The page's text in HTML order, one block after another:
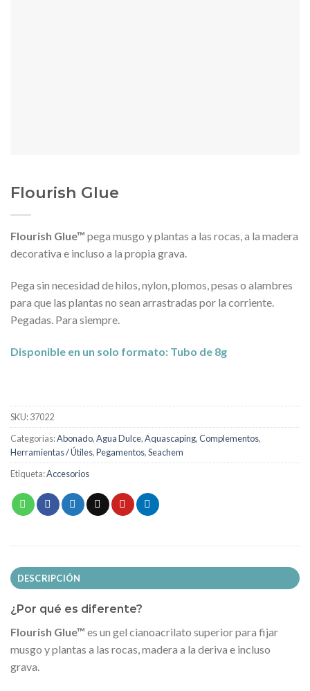
Flourish Glue
Flourish Glue™ pega musgo y plantas a las rocas, a la madera
decorativa e incluso a la propia grava.
Pega sin necesidad de hilos, nylon, plomos, pesas o alambres
para que las plantas no sean arrastradas por la corriente.
Pegadas. Para siempre.
Disponible en un solo formato: Tubo de 8g
SKU:37022
Categorías:Abonado,Agua Dulce,Aquascaping,Complementos,
Herramientas / Útiles,Pegamentos,Seachem
Etiqueta:Accesorios
DESCRIPCIÓN
¿Por qué es diferente?
Flourish Glue™ es un gel cianoacrilato superior para fijar
musgo y plantas a las rocas, madera a la deriva e incluso
grava.